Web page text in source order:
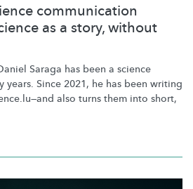
communication
as a story, without
Saraga has been a science
Since 2021, he has been writing
also turns them into short,